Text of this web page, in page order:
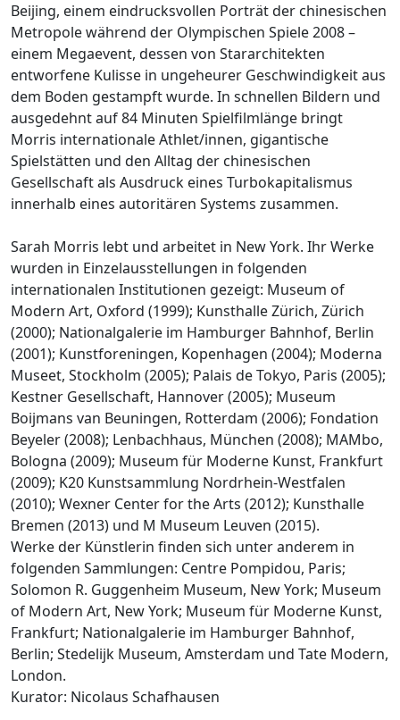
Beijing, einem eindrucksvollen Porträt der chinesischen
Metropole während der Olympischen Spiele 2008 –
einem Megaevent, dessen von Stararchitekten
entworfene Kulisse in ungeheurer Geschwindigkeit aus
dem Boden gestampft wurde. In schnellen Bildern und
ausgedehnt auf 84 Minuten Spielfilmlänge bringt
Morris internationale Athlet/innen, gigantische
Spielstätten und den Alltag der chinesischen
Gesellschaft als Ausdruck eines Turbokapitalismus
innerhalb eines autoritären Systems zusammen.
Sarah Morris lebt und arbeitet in New York. Ihr Werke
wurden in Einzelausstellungen in folgenden
internationalen Institutionen gezeigt: Museum of
Modern Art, Oxford (1999); Kunsthalle Zürich, Zürich
(2000); Nationalgalerie im Hamburger Bahnhof, Berlin
(2001); Kunstforeningen, Kopenhagen (2004); Moderna
Museet, Stockholm (2005); Palais de Tokyo, Paris (2005);
Kestner Gesellschaft, Hannover (2005); Museum
Boijmans van Beuningen, Rotterdam (2006); Fondation
Beyeler (2008); Lenbachhaus, München (2008); MAMbo,
Bologna (2009); Museum für Moderne Kunst, Frankfurt
(2009); K20 Kunstsammlung Nordrhein-Westfalen
(2010); Wexner Center for the Arts (2012); Kunsthalle
Bremen (2013) und M Museum Leuven (2015).
Werke der Künstlerin finden sich unter anderem in
folgenden Sammlungen: Centre Pompidou, Paris;
Solomon R. Guggenheim Museum, New York; Museum
of Modern Art, New York; Museum für Moderne Kunst,
Frankfurt; Nationalgalerie im Hamburger Bahnhof,
Berlin; Stedelijk Museum, Amsterdam und Tate Modern,
London.
Kurator: Nicolaus Schafhausen